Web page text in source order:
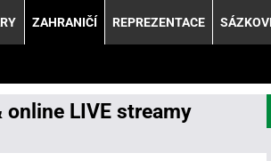
ZAHRANIČÍ REPREZENTACE
LIVE streamy